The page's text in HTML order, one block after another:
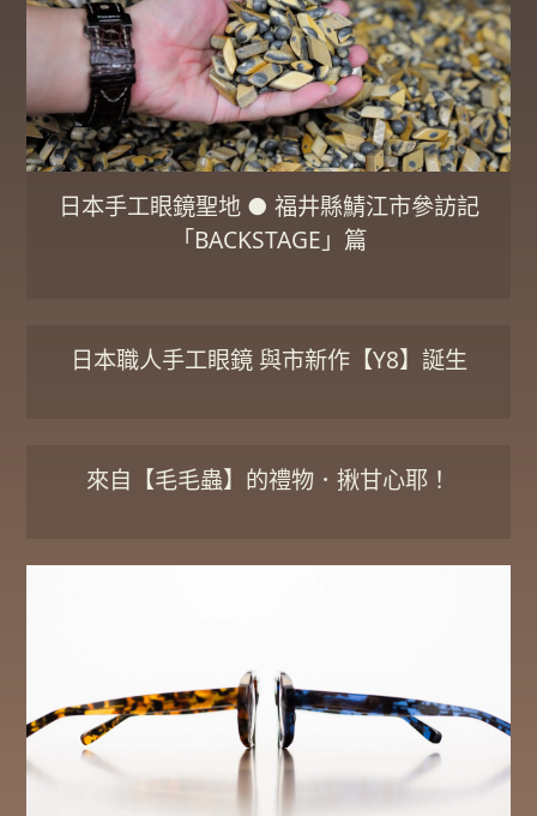
日本手工眼鏡聖地 ● 福井縣鯖江市參訪記
「BACKSTAGE」篇
日本職人手工眼鏡 與市新作【Y8】誕生
來自【毛毛蟲】的禮物．揪甘心耶！